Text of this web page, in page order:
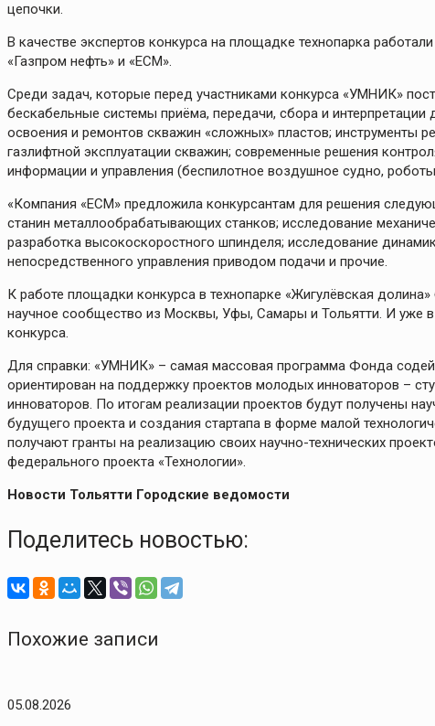
цепочки.
В качестве экспертов конкурса на площадке технопарка
«Газпром нефть» и «ЕСМ».
Среди задач, которые перед участниками конкурса «УМНИК»
бескабельные системы приёма, передачи, сбора и
освоения и ремонтов скважин «сложных» пластов; инструменты
газлифтной эксплуатации скважин; современные решения
информации и управления (беспилотное воздушное судно,
«Компания «ЕСМ» предложила конкурсантам для решения
станин металлообрабатывающих станков; исследование
разработка высокоскоростного шпинделя; исследование
непосредственного управления приводом подачи и прочие.
К работе площадки конкурса в технопарке «Жигулёвская
научное сообщество из Москвы, Уфы, Самары и Тольятти. И уже
конкурса.
Для справки: «УМНИК» – самая массовая программа Фонда
ориентирован на поддержку проектов молодых инноваторов –
инноваторов. По итогам реализации проектов будут получены
будущего проекта и создания стартапа в форме малой
получают гранты на реализацию своих научно-технических
федерального проекта «Технологии».
Новости Тольятти Городские ведомости
Поделитесь новостью:
Похожие записи
05.08.2026